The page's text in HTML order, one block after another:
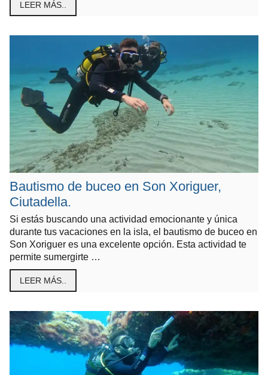
LEER MÁS..
Bautismo de buceo en Son Xoriguer,
Ciutadella.
Si estás buscando una actividad emocionante y única
durante tus vacaciones en la isla, el bautismo de buceo en
Son Xoriguer es una excelente opción. Esta actividad te
permite sumergirte …
LEER MÁS..